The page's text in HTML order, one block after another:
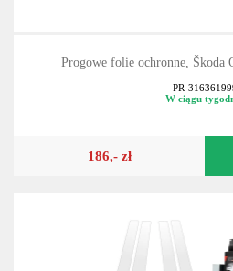
Progowe folie ochronne, Škoda
PR-
W ciągu
186,- zł